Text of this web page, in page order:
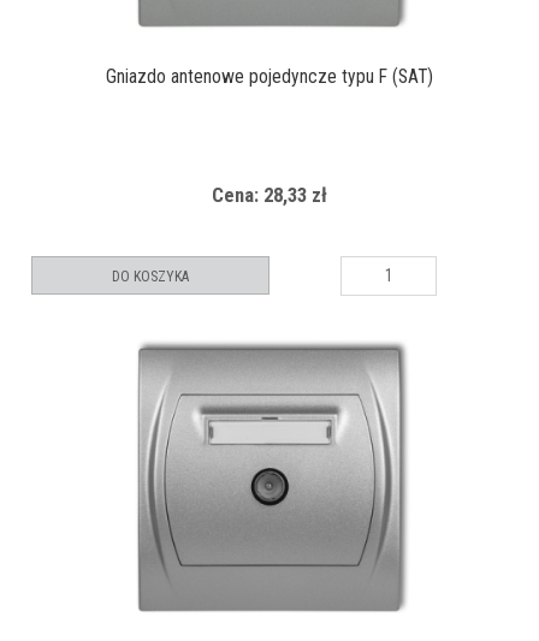
Gniazdo antenowe pojedyncze typu F (SAT)
Cena: 28,33 zł
DO KOSZYKA